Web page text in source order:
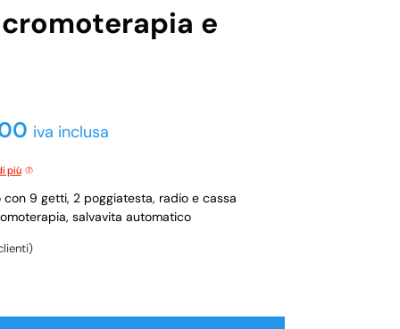
e
iva inclusa
più
9 getti, 2 poggiatesta, radio e cassa
salvavita automatico